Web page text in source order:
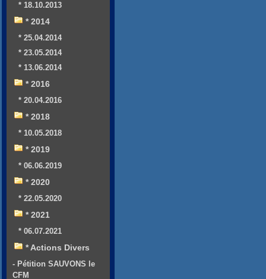
* 18.10.2013
* 2014
* 25.04.2014
* 23.05.2014
* 13.06.2014
* 2016
* 20.04.2016
* 2018
* 10.05.2018
* 2019
* 06.06.2019
* 2020
* 22.05.2020
* 2021
* 06.07.2021
* Actions Divers
- Pétition SAUVONS le
CFM